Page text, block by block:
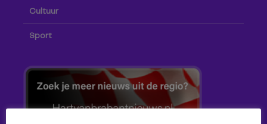
Cultuur
Sport